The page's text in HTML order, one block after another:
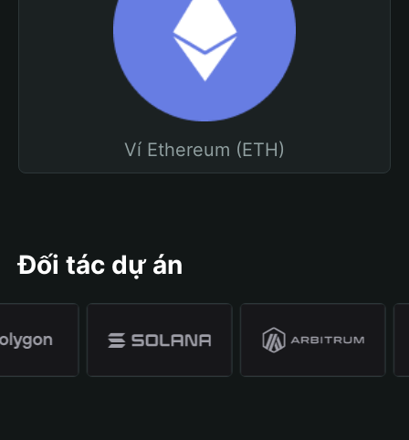
Ví Ethereum (ETH)
Đối tác dự án